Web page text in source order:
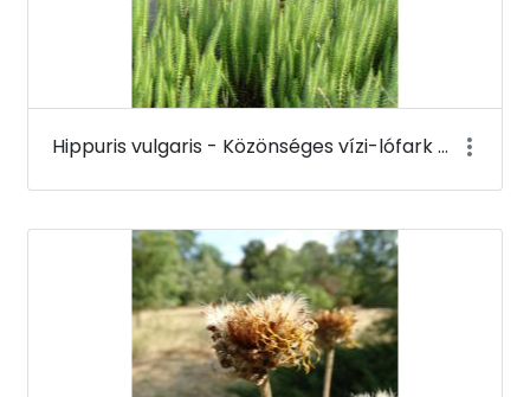
Hippuris vulgaris - Közönséges vízi-lófark - Budai Arborétum